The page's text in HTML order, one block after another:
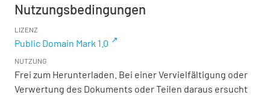
Nutzungsbedingungen
LIZENZ
Public Domain Mark 1.0
NUTZUNG
Frei zum Herunterladen. Bei einer Vervielfältigung oder
Verwertung des Dokuments oder Teilen daraus ersucht